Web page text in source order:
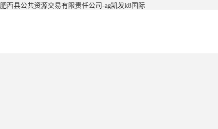
肥西县公共资源交易有限责任公司-ag凯发k8国际